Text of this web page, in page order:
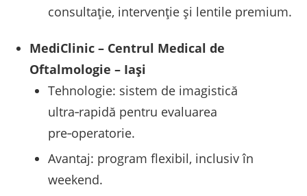
consultaţie, intervenţie şi lentile premium.
MediClinic – Centrul Medical de
Oftalmologie – Iaşi
Tehnologie: sistem de imagistică
ultra‑rapidă pentru evaluarea
pre‑operatorie.
Avantaj: program flexibil, inclusiv în
weekend.